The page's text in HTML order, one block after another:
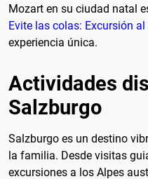
Mozart en su ciudad natal
Evite las colas: Excursión
experiencia única.
Actividades
Salzburgo
Salzburgo es un destino
la familia. Desde visitas
excursiones a los Alpes